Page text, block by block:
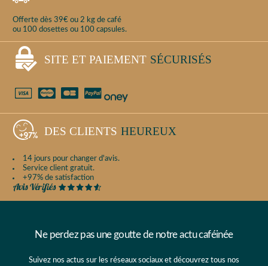
Offerte dès 39€ ou 2 kg de café
ou 100 dosettes ou 100 capsules.
SITE ET PAIEMENT SÉCURISÉS
DES CLIENTS HEUREUX
14 jours pour changer d'avis.
Service client gratuit.
+97% de satisfaction
Ne perdez pas une goutte de notre actu caféinée
Suivez nos actus sur les réseaux sociaux et découvrez tous nos